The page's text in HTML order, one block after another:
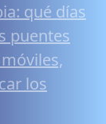
qué días
puentes
los